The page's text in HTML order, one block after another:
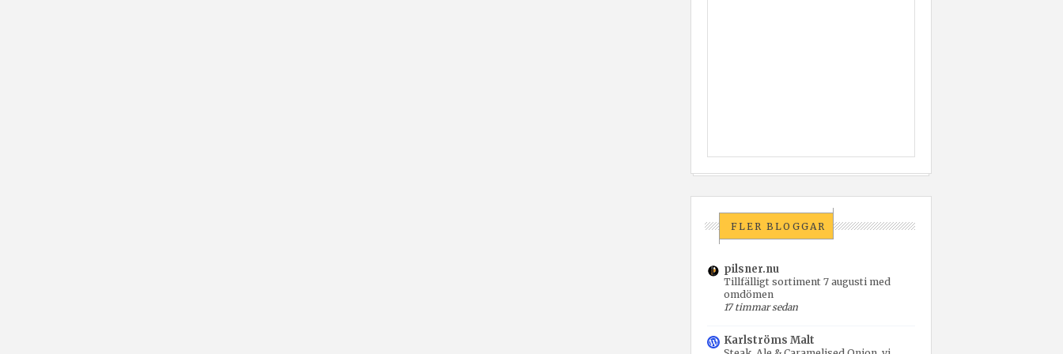
FLER BLOGGAR
pilsner.nu
Tillfälligt sortiment 7 augusti med
omdömen
17 timmar sedan
Karlströms Malt